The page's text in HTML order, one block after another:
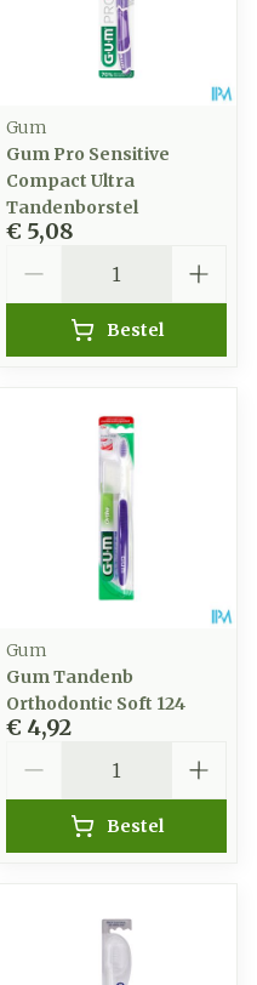
Gum
Gum Pro Sensitive
Compact Ultra
Tandenborstel
€ 5,08
Bestel
Gum
Gum Tandenb
Orthodontic Soft 124
€ 4,92
Bestel